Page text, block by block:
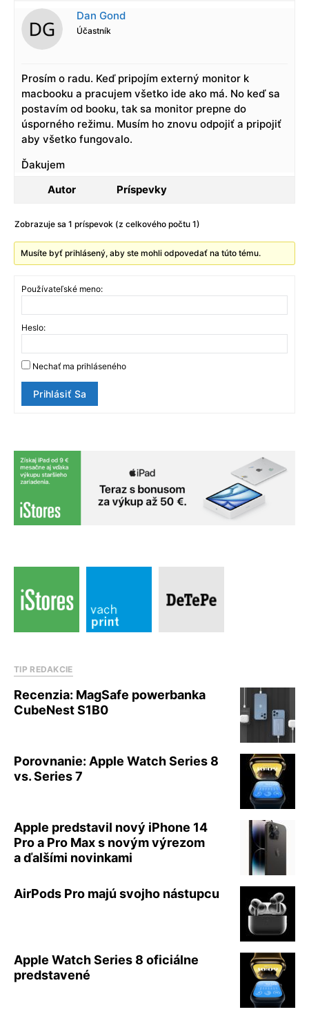
Dan Gond
Účastník
Prosím o radu. Keď pripojím externý monitor k
macbooku a pracujem všetko ide ako má. No keď sa
postavím od booku, tak sa monitor prepne do
úsporného režimu. Musím ho znovu odpojiť a pripojiť
aby všetko fungovalo.
Ďakujem
Autor
Príspevky
Zobrazuje sa 1 príspevok (z celkového počtu 1)
Musíte byť prihlásený, aby ste mohli odpovedať na túto tému.
Používateľské meno:
Heslo:
Nechať ma prihláseného
Prihlásiť Sa
TIP REDAKCIE
Recenzia: MagSafe powerbanka
CubeNest S1B0
Porovnanie: Apple Watch Series 8
vs. Series 7
Apple predstavil nový iPhone 14
Pro a Pro Max s novým výrezom
a ďalšími novinkami
AirPods Pro majú svojho nástupcu
Apple Watch Series 8 oficiálne
predstavené